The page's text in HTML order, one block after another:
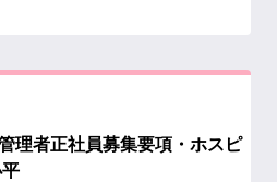
理者正社員募集要項・ホスピ